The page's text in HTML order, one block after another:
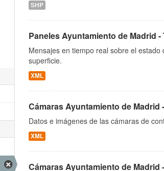
SHP
Paneles Ayuntamiento de Madrid -
Mensajes en tiempo real sobre el
superficie.
XML
Cámaras Ayuntamiento de Madrid
Datos e imágenes de las cámaras de
XML
Cámaras Ayuntamiento de Madrid